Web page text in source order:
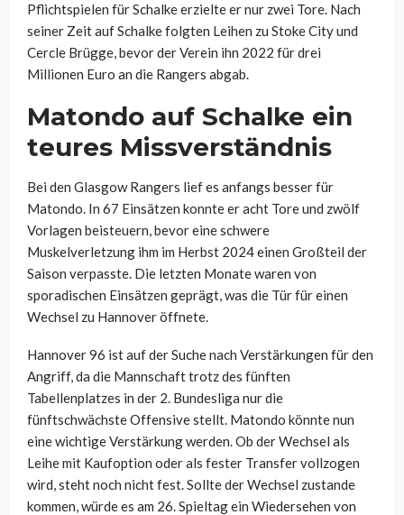
Pflichtspielen für Schalke erzielte er nur zwei Tore. Nach
seiner Zeit auf Schalke folgten Leihen zu Stoke City und
Cercle Brügge, bevor der Verein ihn 2022 für drei
Millionen Euro an die Rangers abgab.
Matondo auf Schalke ein
teures Missverständnis
Bei den Glasgow Rangers lief es anfangs besser für
Matondo. In 67 Einsätzen konnte er acht Tore und zwölf
Vorlagen beisteuern, bevor eine schwere
Muskelverletzung ihm im Herbst 2024 einen Großteil der
Saison verpasste. Die letzten Monate waren von
sporadischen Einsätzen geprägt, was die Tür für einen
Wechsel zu Hannover öffnete.
Hannover 96 ist auf der Suche nach Verstärkungen für den
Angriff, da die Mannschaft trotz des fünften
Tabellenplatzes in der 2. Bundesliga nur die
fünftschwächste Offensive stellt. Matondo könnte nun
eine wichtige Verstärkung werden. Ob der Wechsel als
Leihe mit Kaufoption oder als fester Transfer vollzogen
wird, steht noch nicht fest. Sollte der Wechsel zustande
kommen, würde es am 26. Spieltag ein Wiedersehen von